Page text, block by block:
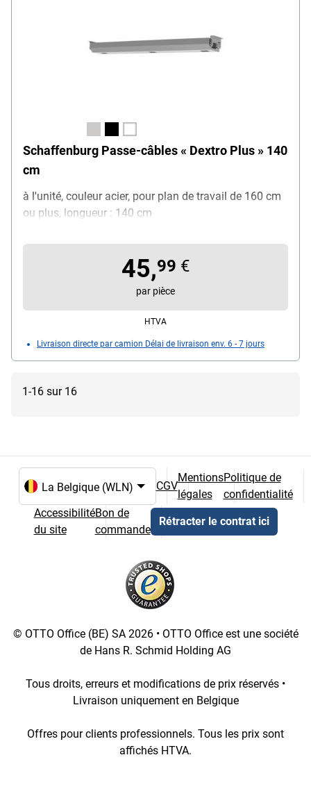
Schaffenburg Passe-câbles « Dextro Plus » 140
cm
à l'unité, couleur acier, pour plan de travail de 160 cm
ou plus, longueur : 140 cm
45,99 €
par pièce
HTVA
Livraison directe par camion Délai de livraison env. 6 - 7 jours
1-16 sur 16
Choix de la langue et du pays
CGV
Mentions
légales
Politique de
confidentialité
Accessibilité
du site
Bon de
commande
Rétracter le contrat ici
© OTTO Office (BE) SA 2026 • OTTO Office est une société
de Hans R. Schmid Holding AG
Tous droits, erreurs et modifications de prix réservés •
Livraison uniquement en Belgique
Offres pour clients professionnels. Tous les prix sont
affichés HTVA.